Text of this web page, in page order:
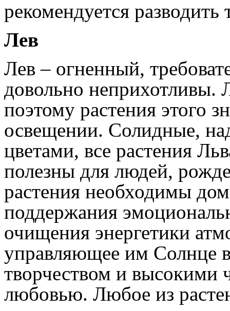
рекомендуется разводить
Лев
Лев – огненный,
довольно неприхотливы.
поэтому растения этого
освещении. Солидные,
цветами, все растения
полезны для людей,
растения необходимы
поддержания
очищения энергетики
управляющее им Солнце
творчеством и высокими
любовью. Любое из